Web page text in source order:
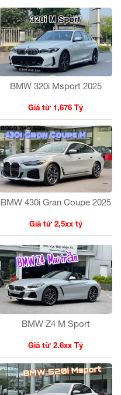
BMW 320i Msport 2025
Giá từ 1,676 Tỷ
BMW 430i Gran Coupe 2025
Giá từ 2,5xx tỷ
BMW Z4 M Sport
Giá từ 2.6xx Tỷ